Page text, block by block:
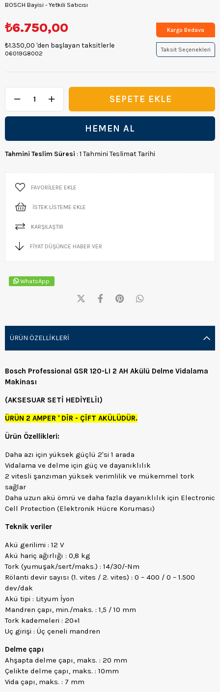
BOSCH Bayisi - Yetkili Satıcısı
₺6.750,00
₺1.350,00 'den başlayan taksitlerle
06019G8002
Kargo Bedava
Taksit Seçenekleri
Tahmini Teslim Süresi : 1 Tahmini Teslimat Tarihi
FAVORILERE EKLE
İSTEK LISTEME EKLE
KARŞILAŞTIR
FIYAT DÜŞÜNCE HABER VER
WhatsApp
ÜRÜN ÖZELLIKLERI
Bosch Professional GSR 120-LI 2 AH Akülü Delme Vidalama
Makinası
(AKSESUAR SETİ HEDİYELİ!)
ÜRÜN 2 AMPER ' DİR - ÇİFT AKÜLÜDÜR.
Ürün Özellikleri:
Daha azı için yüksek güçlü 2'si 1 arada
Vidalama ve delme için güç ve dayanıklılık
2 vitesli şanzıman yüksek verimlilik ve mükemmel tork
sağlar
Daha uzun akü ömrü ve daha fazla dayanıklılık için Electronic
Cell Protection (Elektronik Hücre Koruması)
Teknik veriler
Akü gerilimi : 12 V
Akü hariç ağırlığı : 0,8 kg
Tork (yumuşak/sert/maks.) : 14/30/-Nm
Rölanti devir sayısı (1. vites / 2. vites) : 0 – 400 / 0 – 1.500
dev/dak
Akü tipi : Lityum İyon
Mandren çapı, min./maks. : 1,5 / 10 mm
Tork kademeleri : 20+1
Uç girişi : Üç çeneli mandren
Delme çapı
Ahşapta delme çapı, maks. : 20 mm
Çelikte delme çapı, maks. : 10mm
Vida çapı, maks. : 7 mm